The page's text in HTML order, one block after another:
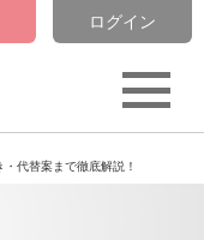
ログイン
代替案まで徹底解説！